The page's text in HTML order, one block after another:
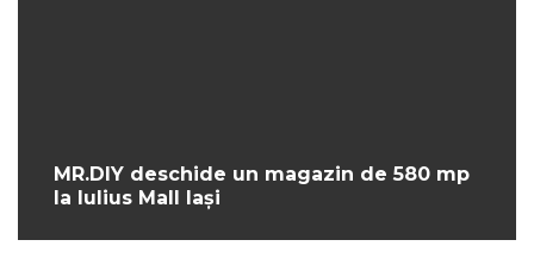
MR.DIY deschide un magazin de 580 mp
la Iulius Mall Iași